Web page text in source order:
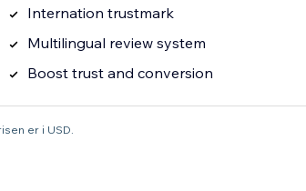
Internation trustmark
Multilingual review system
Boost trust and conversion
er i USD.